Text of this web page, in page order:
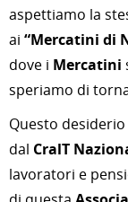
aspettiamo la
ai “Mercatini di
dove i Mercatini
speriamo di
Questo
dal CralT
lavoratori e